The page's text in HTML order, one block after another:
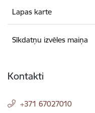
Lapas karte
Sīkdatņu izvēles maiņa
Kontakti
+371 67027010